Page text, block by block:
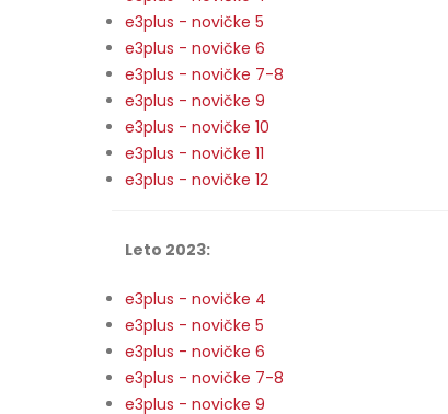
e3plus - novičke 5
e3plus - novičke 6
e3plus - novičke 7-8
e3plus - novičke 9
e3plus - novičke 10
e3plus - novičke 11
e3plus - novičke 12
Leto 2023:
e3plus - novičke 4
e3plus - novičke 5
e3plus - novičke 6
e3plus - novičke 7-8
e3plus - novicke 9